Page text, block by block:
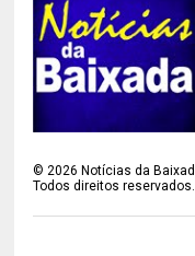
©2026 Notícias da
Todos direitos reservados.